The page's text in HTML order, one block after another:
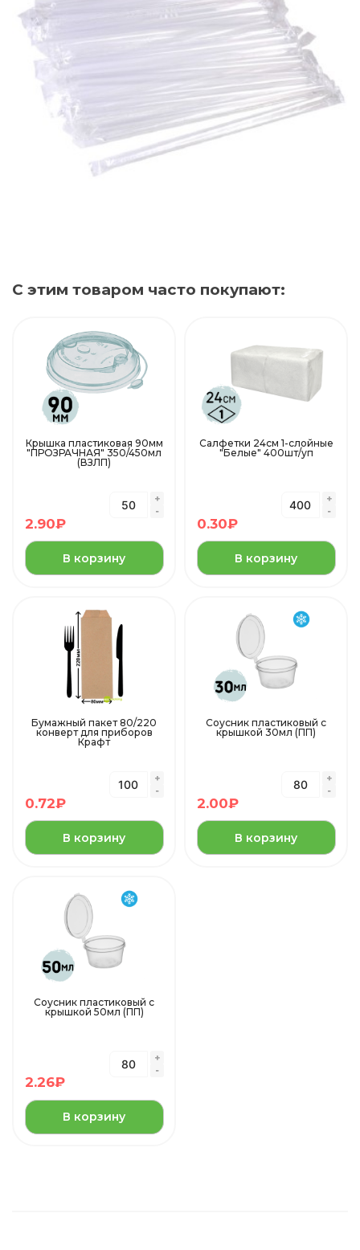
С этим товаром часто покупают:
Крышка пластиковая 90мм
"ПРОЗРАЧНАЯ" 350/450мл
(ВЗЛП)
2.90₽
В корзину
Салфетки 24см 1-слойные
"Белые" 400шт/уп
0.30₽
В корзину
Бумажный пакет 80/220
конверт для приборов
Крафт
0.72₽
В корзину
Соусник пластиковый с
крышкой 30мл (ПП)
2.00₽
В корзину
Соусник пластиковый с
крышкой 50мл (ПП)
2.26₽
В корзину